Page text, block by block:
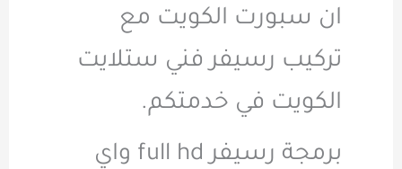
ان سبورت الكويت مع
تركيب رسيفر فني ستلايت
الكويت في خدمتكم.
برمجة رسيفر full hd واي